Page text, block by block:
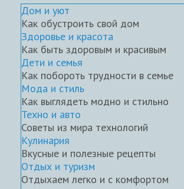
Дом и уют
Как обустроить свой дом
Здоровье и красота
Как быть здоровым и красивым
Дети и семья
Как побороть трудности в семье
Мода и стиль
Как выглядеть модно и стильно
Техно и авто
Советы из мира технологий
Кулинария
Вкусные и полезные рецепты
Отдых и туризм
Отдыхаем легко и с комфортом